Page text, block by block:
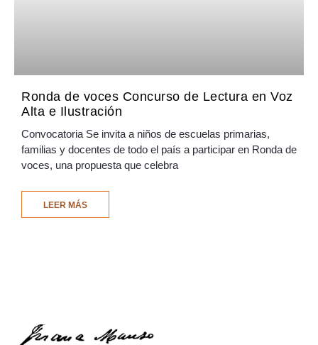
Ronda de voces Concurso de Lectura en Voz
Alta e Ilustración
Convocatoria Se invita a niños de escuelas primarias,
familias y docentes de todo el país a participar en Ronda de
voces, una propuesta que celebra
LEER MÁS